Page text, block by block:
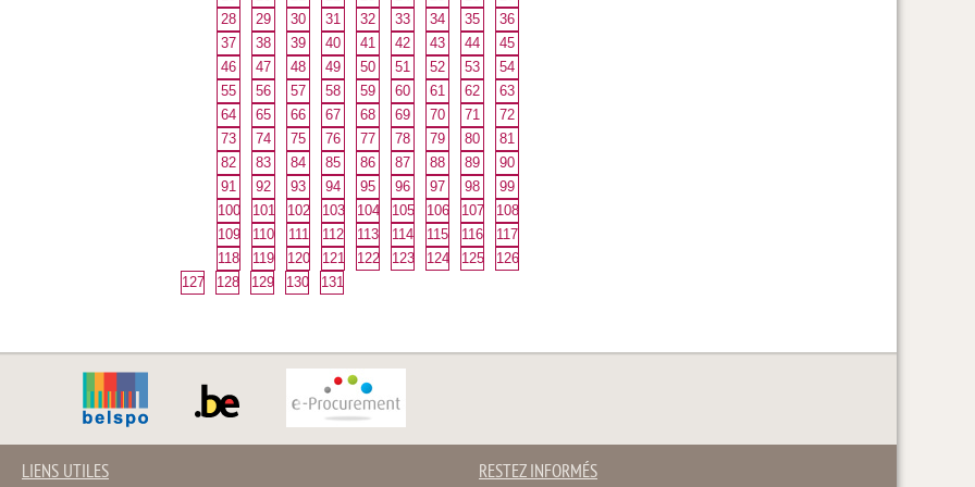
28
29 30 31 32 33 34 35
36
37
38 39 40 41 42 43 44
45
46
47 48 49 50 51 52 53
54
55
56 57 58 59 60 61 62
63
64
65 66 67 68 69 70 71
72
73
74 75 76 77 78 79 80
81
82
83 84 85 86 87 88 89
90
91
92 93 94 95 96 97 98
99
100
101 102 103 104 105 106 107
108
109
110 111 112 113 114 115 116
117
118
119 120 121 122 123 124 125
126
127
128 129 130 131
LIENS UTILES RESTEZ INFORMÉS